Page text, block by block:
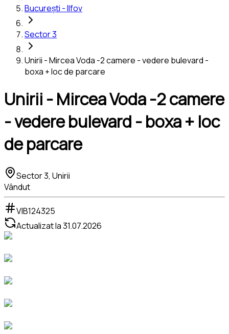
București - Ilfov
Sector 3
Unirii - Mircea Voda -2 camere - vedere bulevard -
boxa + loc de parcare
Unirii - Mircea Voda -2 camere
- vedere bulevard - boxa + loc
de parcare
Sector 3, Unirii
Vândut
VIB124325
Actualizat la31.07.2026